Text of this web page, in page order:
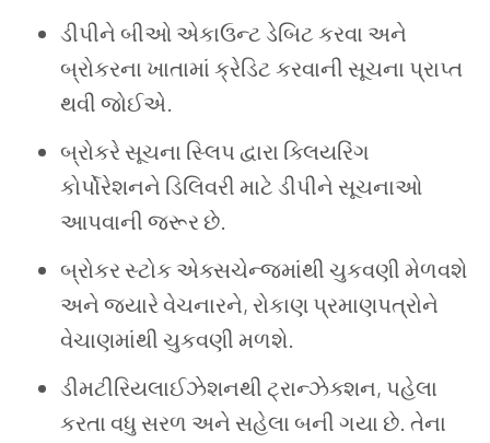
ડીપીને બીઓ એકાઉન્ટ ડેબિટ કરવા અને
બ્રોકરના ખાતામાં ક્રેડિટ કરવાની સૂચના પ્રાપ્ત
થવી જોઈએ.
બ્રોકરે સૂચના સ્લિપ દ્વારા ક્લિયરિંગ
કોર્પોરેશનને ડિલિવરી માટે ડીપીને સૂચનાઓ
આપવાની જરૂર છે.
બ્રોકર સ્ટોક એક્સચેન્જમાંથી ચુકવણી મેળવશે
અને જ્યારે વેચનારને, રોકાણ પ્રમાણપત્રોને
વેચાણમાંથી ચુકવણી મળશે.
ડીમટીરિયલાઈઝેશનથી ટ્રાન્ઝેક્શન, પહેલા
કરતા વધુ સરળ અને સહેલા બની ગયા છે. તેના